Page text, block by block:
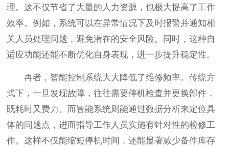
理。这不仅节省了大量的人力资源，也极大提高了工作
效率。例如，系统可以在异常情况下及时报警并通知相
关人员处理问题，避免潜在的安全风险。同时，这种自
适应功能还能不断优化自身表现，进一步提升稳定性。
再者，智能控制系统大大降低了维修频率。传统方
式下，一旦发现故障，往往需要停机检查并更换部件，
既耗时又费力。而智能系统则能通过数据分析来定位具
体的问题点，进而指导工作人员实施有针对性的检修工
作。这样不仅能缩短停机时间，还能显著减少备件库存